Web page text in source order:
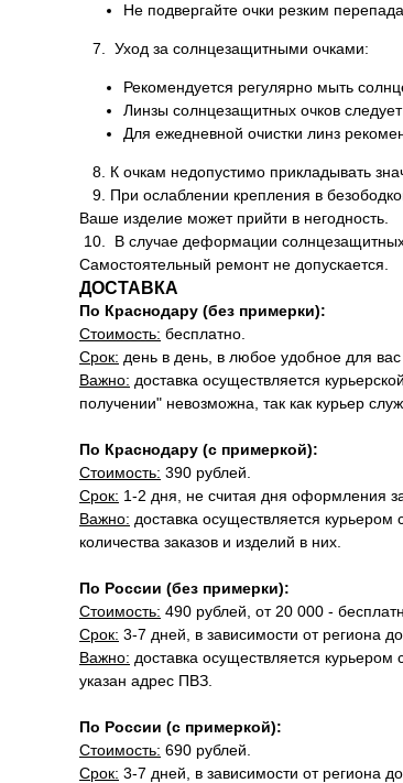
Не подвергайте очки резким
7. Уход за солнцезащитными очками:
Рекомендуется регулярно мыть
Линзы солнцезащитных очков
Для ежедневной очистки линз
8. К очкам недопустимо прикладывать
9. При ослаблении крепления в
Ваше изделие может прийти в негодность.
10. В случае деформации солнцезащитных
Самостоятельный ремонт не допускается.
ДОСТАВКА
По Краснодару (без примерки):
Стоимость: бесплатно.
Срок: день в день, в любое удобное для вас
Важно: доставка осуществляется
получении" невозможна, так как курьер
По Краснодару (с примеркой):
Стоимость: 390 рублей.
Срок: 1-2 дня, не считая дня оформления
Важно: доставка осуществляется
количества заказов и изделий в них.
По России (без примерки):
Стоимость: 490 рублей, от 20 000 -
Срок: 3-7 дней, в зависимости от региона
Важно: доставка осуществляется
указан адрес ПВЗ.
По России (с примеркой):
Стоимость: 690 рублей.
Срок: 3-7 дней, в зависимости от региона